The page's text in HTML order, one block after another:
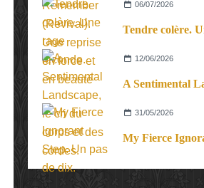
06/07/2026
12/06/2026
31/05/2026